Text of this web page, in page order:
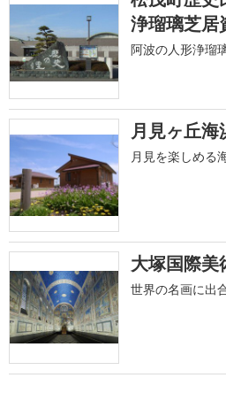
浄瑠璃芝居
阿波の人形浄瑠
月見ヶ丘海
月見を楽しめる
大塚国際美
世界の名画に出